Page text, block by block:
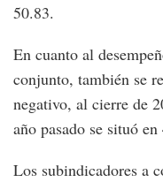
50.83.
En cuanto al
conjunto, también se
negativo, al cierre de
año pasado se situó
Los subindicadores a